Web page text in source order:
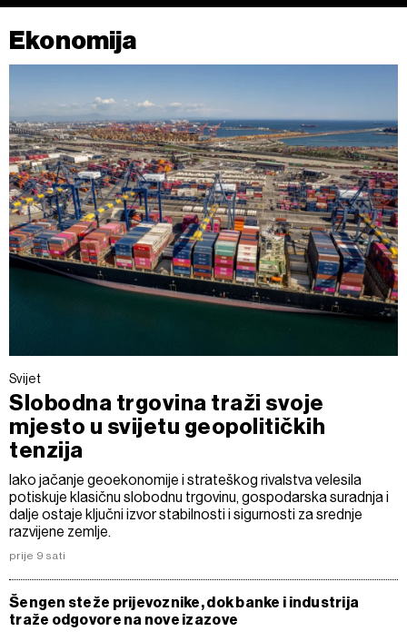
Ekonomija
Svijet
Slobodna trgovina traži svoje
mjesto u svijetu geopolitičkih
tenzija
Iako jačanje geoekonomije i strateškog rivalstva velesila
potiskuje klasičnu slobodnu trgovinu, gospodarska suradnja i
dalje ostaje ključni izvor stabilnosti i sigurnosti za srednje
razvijene zemlje.
prije 9 sati
Šengen steže prijevoznike, dok banke i industrija
traže odgovore na nove izazove